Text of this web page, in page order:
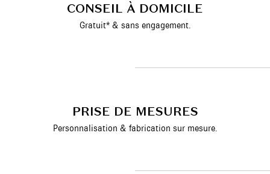
CONSEIL À DOMICILE
Gratuit* & sans engagement.
PRISE DE MESURES
Personnalisation & fabrication sur mesure.